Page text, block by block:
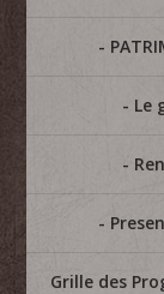
Le
Grille des